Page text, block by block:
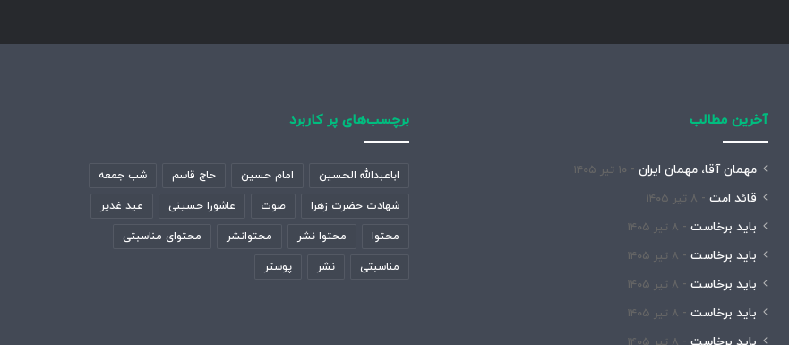
آخرین مطالب
مهمان آقا، مهمان ایران ۱۰ تیر ۱۴۰۵
قائد امت ۸ تیر ۱۴۰۵
باید برخاست ۸ تیر ۱۴۰۵
باید برخاست ۸ تیر ۱۴۰۵
باید برخاست ۸ تیر ۱۴۰۵
باید برخاست ۸ تیر ۱۴۰۵
برچسب‌های پر کاربرد
اباعبدالله الحسین امام حسین حاج قاسم شب جمعه
شهادت حضرت زهرا صوت عاشورا حسینی عید غدیر
محتوا محتوا نشر محتوانشر محتوای مناسبتی
مناسبتی نشر پوستر